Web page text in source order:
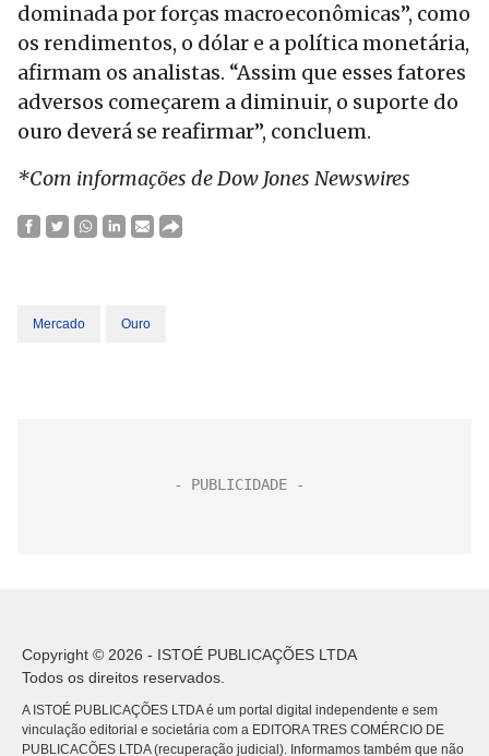
dominada por forças macroeconômicas”, como
os rendimentos, o dólar e a política monetária,
afirmam os analistas. “Assim que esses fatores
adversos começarem a diminuir, o suporte do
ouro deverá se reafirmar”, concluem.
*Com informações de Dow Jones Newswires
Mercado Ouro
Copyright © 2026 - ISTOÉ PUBLICAÇÕES LTDA
Todos os direitos reservados.
A ISTOÉ PUBLICAÇÕES LTDA é um portal digital independente e sem
vinculação editorial e societária com a EDITORA TRES COMÉRCIO DE
PUBLICACÕES LTDA (recuperação judicial). Informamos também que não